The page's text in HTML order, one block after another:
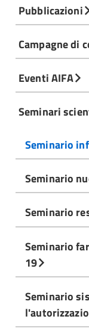
Pubblicazioni
Campagne di
Eventi AIFA
Seminari
Seminario
Seminario
Seminario
Seminario
19
Seminario